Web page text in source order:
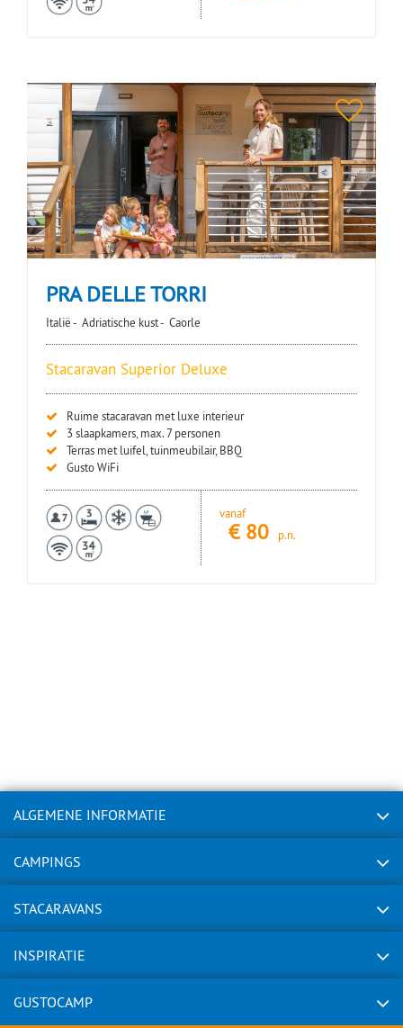
PRA DELLE TORRI
Italië - Adriatische kust - Caorle
Stacaravan Superior Deluxe
Ruime stacaravan met luxe interieur
3 slaapkamers, max. 7 personen
Terras met luifel, tuinmeubilair, BBQ
Gusto WiFi
vanaf
€ 80 p.n.
ALGEMENE INFORMATIE
CAMPINGS
STACARAVANS
INSPIRATIE
GUSTOCAMP